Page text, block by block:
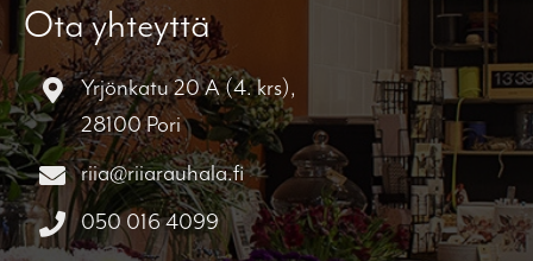
Ota yhteyttä
Yrjönkatu 20 A (4. krs),
28100 Pori
riia@riiarauhala.fi
050 016 4099